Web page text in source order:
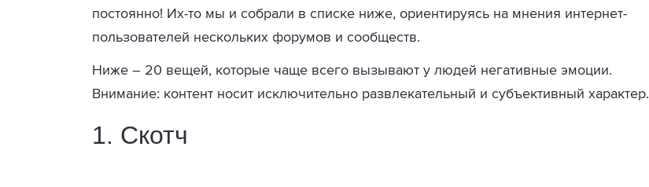
постоянно! Их-то мы и собрали в списке ниже, ориентируясь на мнения интернет-
пользователей нескольких форумов и сообществ.
Ниже – 20 вещей, которые чаще всего вызывают у людей негативные эмоции.
Внимание: контент носит исключительно развлекательный и субъективный характер.
1. Скотч